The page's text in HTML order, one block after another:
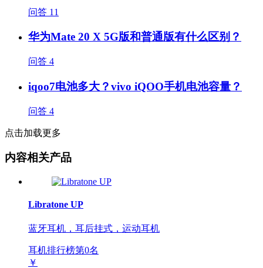
问答 11
华为Mate 20 X 5G版和普通版有什么区别？
问答 4
iqoo7电池多大？vivo iQOO手机电池容量？
问答 4
点击加载更多
内容相关产品
Libratone UP
蓝牙耳机，耳后挂式，运动耳机
耳机排行榜第0名
￥